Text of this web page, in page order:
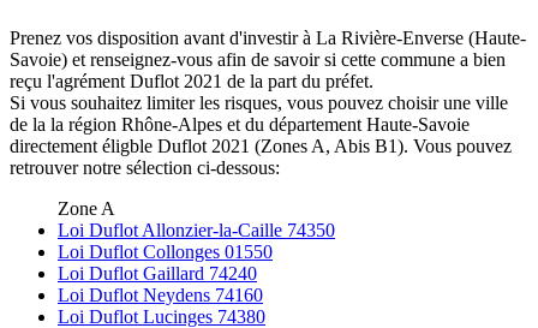
Prenez vos disposition avant d'investir à La Rivière-Enverse (Haute-
Savoie) et renseignez-vous afin de savoir si cette commune a bien
reçu l'agrément Duflot 2021 de la part du préfet.
Si vous souhaitez limiter les risques, vous pouvez choisir une ville
de la la région Rhône-Alpes et du département Haute-Savoie
directement éligble Duflot 2021 (Zones A, Abis B1). Vous pouvez
retrouver notre sélection ci-dessous:
Zone A
Loi Duflot Allonzier-la-Caille 74350
Loi Duflot Collonges 01550
Loi Duflot Gaillard 74240
Loi Duflot Neydens 74160
Loi Duflot Lucinges 74380